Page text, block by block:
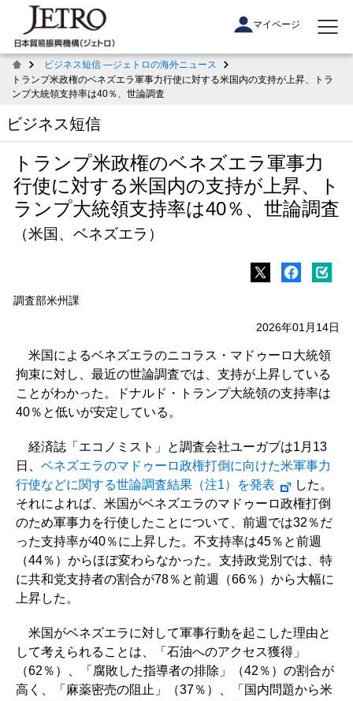
マイページ
ビジネス短信 ―ジェトロの海外ニュース
トランプ米政権のベネズエラ軍事力行使に対する米国内の支持が上昇、トラ
ンプ大統領支持率は40％、世論調査
ビジネス短信
トランプ米政権のベネズエラ軍事力
行使に対する米国内の支持が上昇、ト
ランプ大統領支持率は40％、世論調査
（米国、ベネズエラ）
調査部米州課
2026年01月14日
米国によるベネズエラのニコラス・マドゥーロ大統領
拘束に対し、最近の世論調査では、支持が上昇している
ことがわかった。ドナルド・トランプ大統領の支持率は
40％と低いが安定している。
経済誌「エコノミスト」と調査会社ユーガブは1月13
日、 ベネズエラのマドゥーロ政権打倒に向けた米軍事力
行使などに関する世論調査結果（注1）を発表
した。
それによれば、米国がベネズエラのマドゥーロ政権打倒
のため軍事力を行使したことについて、前週では32％だ
った支持率が40％に上昇した。不支持率は45％と前週
（44％）からほぼ変わらなかった。支持政党別では、特
に共和党支持者の割合が78％と前週（66％）から大幅に
上昇した。
米国がベネズエラに対して軍事行動を起こした理由と
して考えられることは、「石油へのアクセス獲得」
（62％）、「腐敗した指導者の排除」（42％）の割合が
高く、「麻薬密売の阻止」（37％）、「国内問題から米